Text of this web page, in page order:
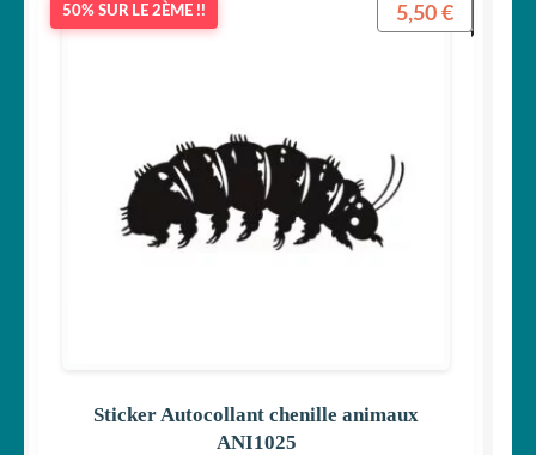
50% SUR LE 2ÈME !!
Sticker Autocollant chenille animaux
ANI1025
5,50 €